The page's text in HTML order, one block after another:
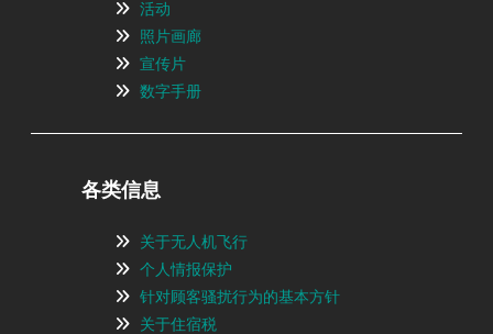
活动
照片画廊
宣传片
数字手册
各类信息
关于无人机飞行
个人情报保护
针对顾客骚扰行为的基本方针
关于住宿税